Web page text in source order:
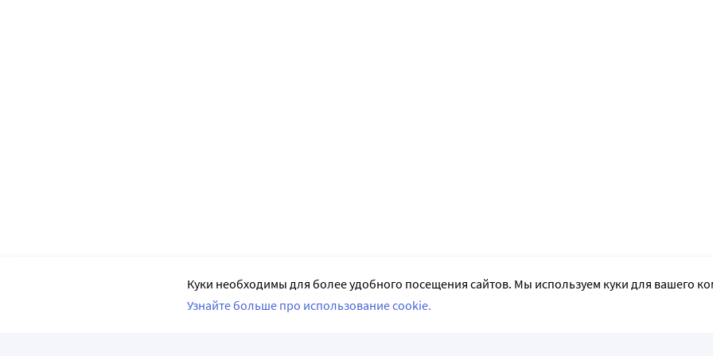
Куки необходимы для более удобного посещения сайтов. Мы используем куки для вашего
Узнайте больше про использование cookie.